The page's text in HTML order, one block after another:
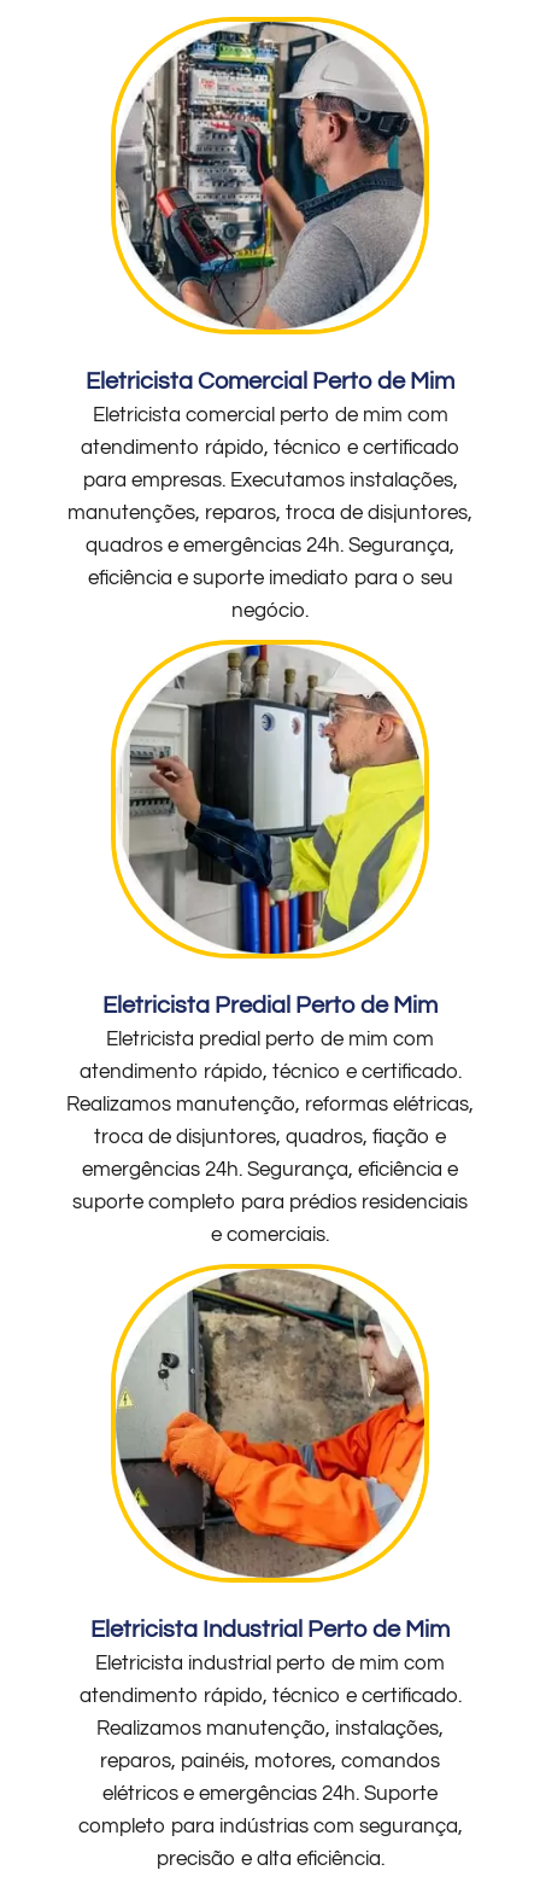
Eletricista Comercial Perto de Mim
Eletricista comercial perto de mim com
atendimento rápido, técnico e certificado
para empresas. Executamos instalações,
manutenções, reparos, troca de disjuntores,
quadros e emergências 24h. Segurança,
eficiência e suporte imediato para o seu
negócio.
Eletricista Predial Perto de Mim
Eletricista predial perto de mim com
atendimento rápido, técnico e certificado.
Realizamos manutenção, reformas elétricas,
troca de disjuntores, quadros, fiação e
emergências 24h. Segurança, eficiência e
suporte completo para prédios residenciais
e comerciais.
Eletricista Industrial Perto de Mim
Eletricista industrial perto de mim com
atendimento rápido, técnico e certificado.
Realizamos manutenção, instalações,
reparos, painéis, motores, comandos
elétricos e emergências 24h. Suporte
completo para indústrias com segurança,
precisão e alta eficiência.